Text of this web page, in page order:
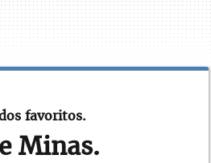
favoritos.
Minas.